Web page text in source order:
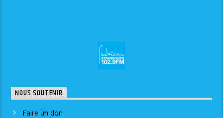
NOUS SOUTENIR
Faire un don